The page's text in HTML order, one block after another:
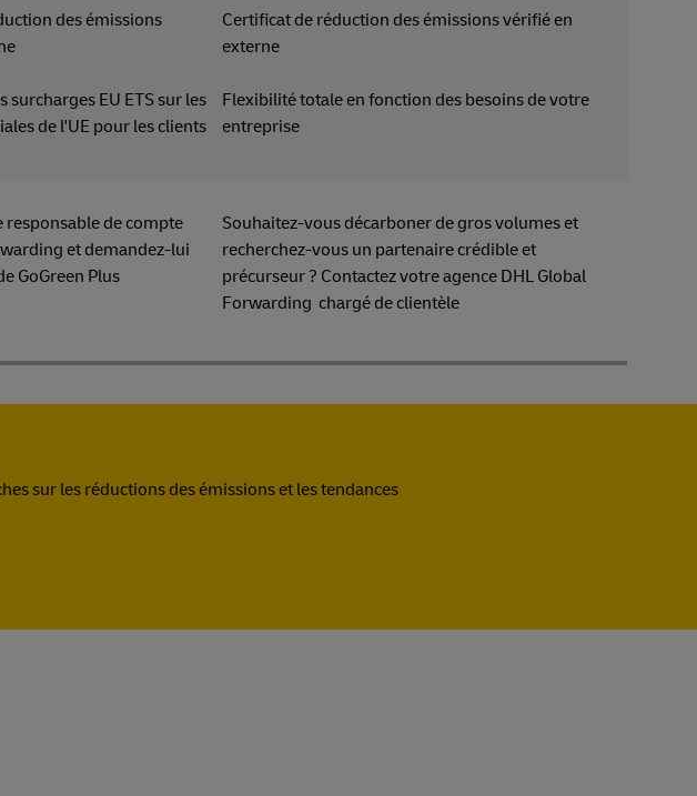
des émissions
surcharges EU ETS sur les
de l'UE pour les clients
Certificat de réduction des émissions vérifié en
externe
Flexibilité totale en fonction des besoins de votre
entreprise
responsable de compte
et demandez-lui
de GoGreen Plus
Souhaitez-vous décarboner de gros volumes et
recherchez-vous un partenaire crédible et
précurseur ? Contactez votre agence DHL Global
Forwarding chargé de clientèle
sur les réductions des émissions et les tendances